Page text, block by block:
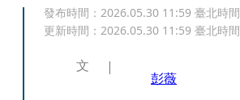
發布時間： 2026.05.30 11:59 臺北時間
更新時間： 2026.05.30 11:59 臺北時間
文
彭薇